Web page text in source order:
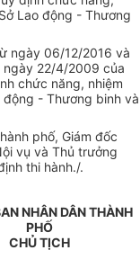
Lao động - Thương
ngày 06/12/2016 và
22/4/2009 của
chức năng, nhiệm
- Thương binh và
phố, Giám đốc
vụ và Thủ trưởng
thi hành./.
NHÂN DÂN THÀNH
PHỐ
CHỦ TỊCH